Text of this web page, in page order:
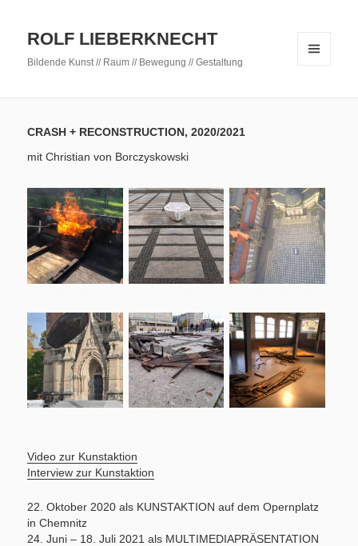
ROLF LIEBERKNECHT
Bildende Kunst // Raum // Bewegung // Gestaltung
CRASH + RECONSTRUCTION, 2020/2021
mit Christian von Borczyskowski
Video zur Kunstaktion
Interview zur Kunstaktion
22. Oktober 2020 als KUNSTAKTION auf dem Opernplatz
in Chemnitz
24. Juni – 18. Juli 2021 als MULTIMEDIAPRÄSENTATION